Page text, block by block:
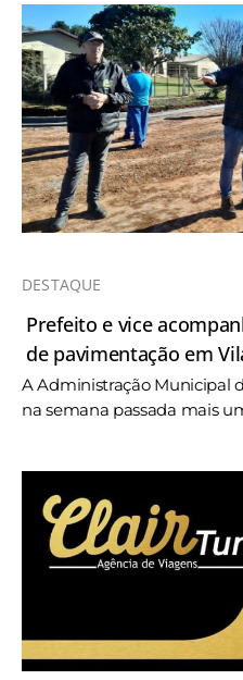
DESTAQUE
Prefeito e vice
de pavimentação em
A Administração Municipal
na semana passada mais